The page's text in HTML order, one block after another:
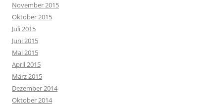
November 2015
Oktober 2015
Juli 2015
Juni 2015
Mai 2015
April 2015
März 2015
Dezember 2014
Oktober 2014